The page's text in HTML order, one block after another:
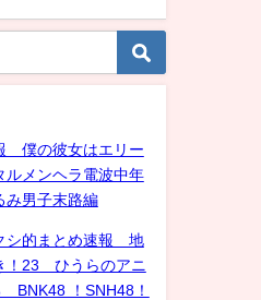
僕の彼女はエリー
ルメンヘラ電波中年
み男子末路編
シ的まとめ速報 地
！23 ひうらのアニ
BNK48 ！SNH48！